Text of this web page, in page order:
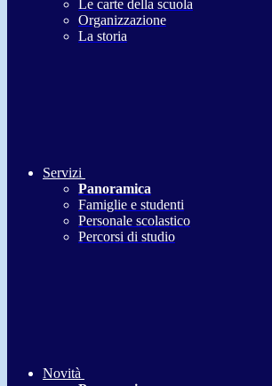
Le carte della scuola
Organizzazione
La storia
Servizi
Panoramica
Famiglie e studenti
Personale scolastico
Percorsi di studio
Novità